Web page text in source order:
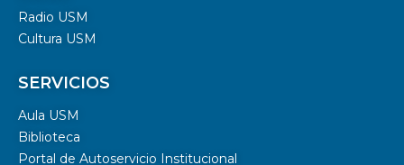
Radio USM
Cultura USM
SERVICIOS
Aula USM
Biblioteca
Portal de Autoservicio Institucional